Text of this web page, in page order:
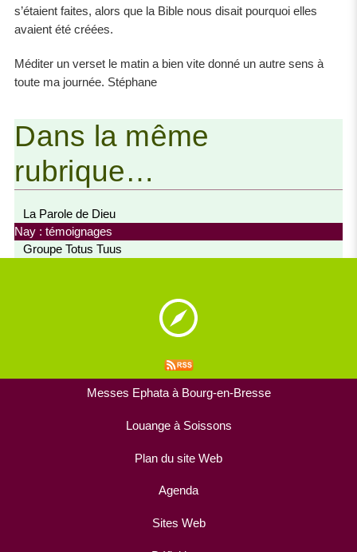
s’étaient faites, alors que la Bible nous disait pourquoi elles
avaient été créées.
Méditer un verset le matin a bien vite donné un autre sens à
toute ma journée. Stéphane
Dans la même
rubrique…
La Parole de Dieu
Nay : témoignages
Groupe Totus Tuus
Messes Ephata à Bourg-en-Bresse
Louange à Soissons
Plan du site Web
Agenda
Sites Web